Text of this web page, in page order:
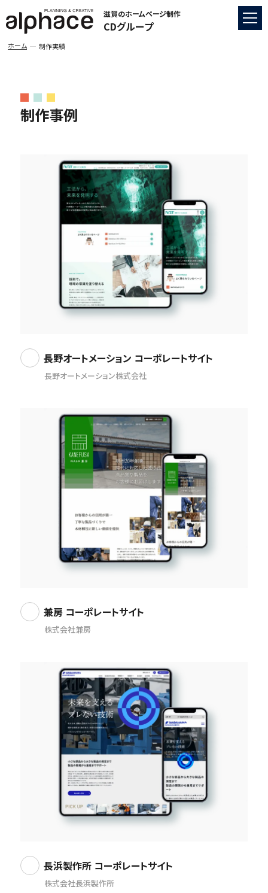
滋賀のホームページ制作
CDグループ
制作事例
ホーム 制作実績
長野オートメーション コーポレートサイト
長野オートメーション株式会社
兼房 コーポレートサイト
株式会社兼房
長浜製作所 コーポレートサイト
株式会社長浜製作所